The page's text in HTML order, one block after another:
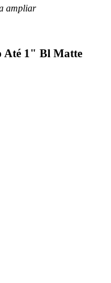
ampliar
Até 1" Bl Matte